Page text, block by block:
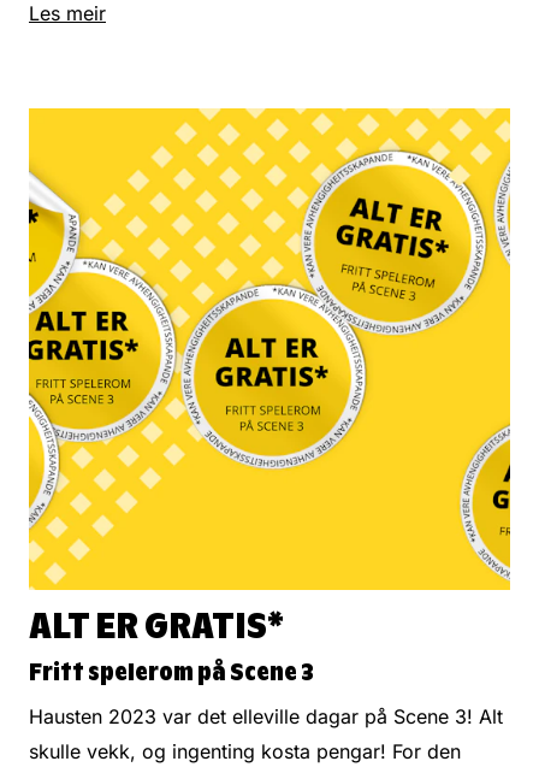
Les meir
ALT ER GRATIS*
Fritt spelerom på Scene 3
Hausten 2023 var det elleville dagar på Scene 3! Alt
skulle vekk, og ingenting kosta pengar! For den